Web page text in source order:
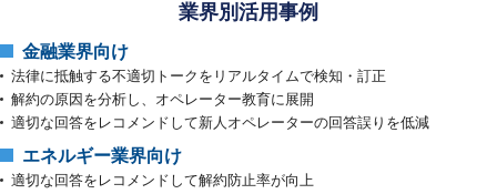
業界別活用事例
金融業界向け
法律に抵触する不適切トークをリアルタイムで検知・訂正
解約の原因を分析し、オペレーター教育に展開
適切な回答をレコメンドして新人オペレーターの回答誤りを低減
エネルギー業界向け
適切な回答をレコメンドして解約防止率が向上